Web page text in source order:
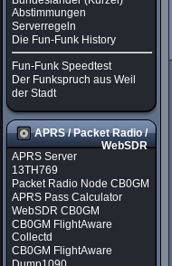
Abstimmungen
Serverregeln
Die Fun-Funk History
Fun-Funk Speedtest
Der Funkspruch aus Weil
der Stadt
APRS / Packet Radio /
WebSDR
APRS Server
13TH769
Packet Radio Node CB0GM
APRS Pass Calculator
WebSDR CB0GM
CB0GM FlightAware
Collectd
CB0GM FlightAware